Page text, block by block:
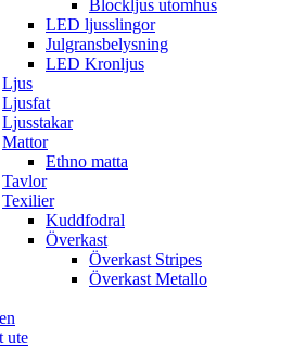
Blockljus utomhus
LED ljusslingor
Julgransbelysning
LED Kronljus
Ljus
Ljusfat
Ljusstakar
Mattor
Ethno matta
Tavlor
Texilier
Kuddfodral
Överkast
Överkast Stripes
Överkast Metallo
ute